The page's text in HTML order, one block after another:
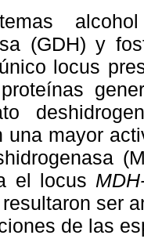
alcohol
(GDH) y
locus
una mayor
el locus
ser
de las